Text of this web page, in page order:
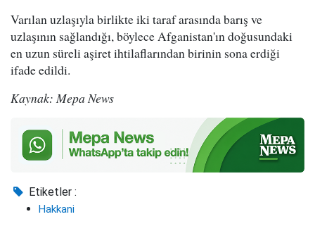
Varılan uzlaşıyla birlikte iki taraf arasında barış ve
uzlaşının sağlandığı, böylece Afganistan'ın doğusundaki
en uzun süreli aşiret ihtilaflarından birinin sona erdiği
ifade edildi.
Kaynak: Mepa News
Etiketler :
Hakkani